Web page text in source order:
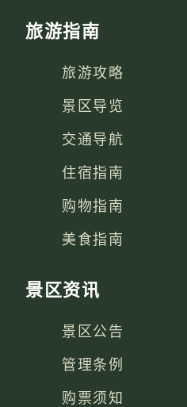
旅游指南
旅游攻略
景区导览
交通导航
住宿指南
购物指南
美食指南
景区资讯
景区公告
管理条例
购票须知